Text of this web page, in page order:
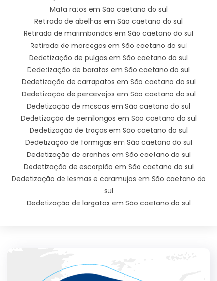
Mata ratos em São caetano do sul
Retirada de abelhas em São caetano do sul
Retirada de marimbondos em São caetano do sul
Retirada de morcegos em São caetano do sul
Dedetização de pulgas em São caetano do sul
Dedetização de baratas em São caetano do sul
Dedetização de carrapatos em São caetano do sul
Dedetização de percevejos em São caetano do sul
Dedetização de moscas em São caetano do sul
Dedetização de pernilongos em São caetano do sul
Dedetização de traças em São caetano do sul
Dedetização de formigas em São caetano do sul
Dedetização de aranhas em São caetano do sul
Dedetização de escorpião em São caetano do sul
Dedetização de lesmas e caramujos em São caetano do
sul
Dedetização de largatas em São caetano do sul